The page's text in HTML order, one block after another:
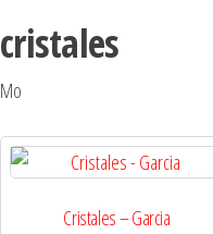
cristales
Mostrando los 2 resultados
Cristales – Garcia